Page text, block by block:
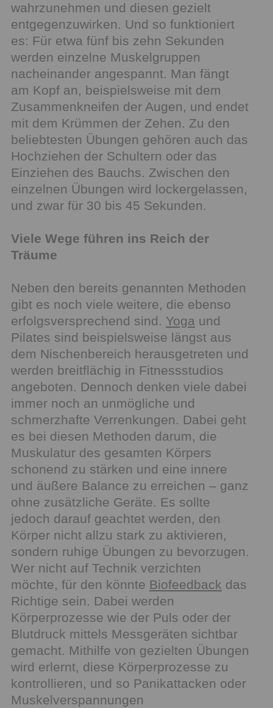
wahrzunehmen und diesen gezielt
entgegenzuwirken. Und so funktioniert
es: Für etwa fünf bis zehn Sekunden
werden einzelne Muskelgruppen
nacheinander angespannt. Man fängt
am Kopf an, beispielsweise mit dem
Zusammenkneifen der Augen, und endet
mit dem Krümmen der Zehen. Zu den
beliebtesten Übungen gehören auch das
Hochziehen der Schultern oder das
Einziehen des Bauchs. Zwischen den
einzelnen Übungen wird lockergelassen,
und zwar für 30 bis 45 Sekunden.
Viele Wege führen ins Reich der
Träume
Neben den bereits genannten Methoden
gibt es noch viele weitere, die ebenso
erfolgsversprechend sind. Yoga und
Pilates sind beispielsweise längst aus
dem Nischenbereich herausgetreten und
werden breitflächig in Fitnessstudios
angeboten. Dennoch denken viele dabei
immer noch an unmögliche und
schmerzhafte Verrenkungen. Dabei geht
es bei diesen Methoden darum, die
Muskulatur des gesamten Körpers
schonend zu stärken und eine innere
und äußere Balance zu erreichen – ganz
ohne zusätzliche Geräte. Es sollte
jedoch darauf geachtet werden, den
Körper nicht allzu stark zu aktivieren,
sondern ruhige Übungen zu bevorzugen.
Wer nicht auf Technik verzichten
möchte, für den könnte Biofeedback das
Richtige sein. Dabei werden
Körperprozesse wie der Puls oder der
Blutdruck mittels Messgeräten sichtbar
gemacht. Mithilfe von gezielten Übungen
wird erlernt, diese Körperprozesse zu
kontrollieren, und so Panikattacken oder
Muskelverspannungen